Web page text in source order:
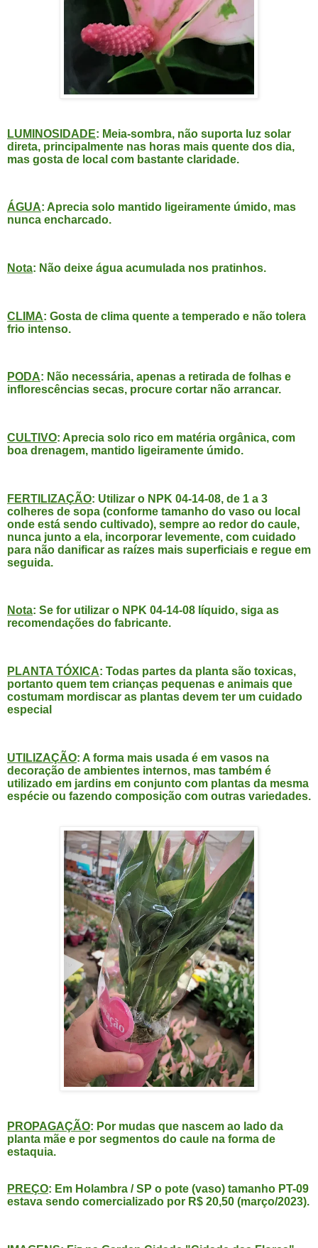
LUMINOSIDADE: Meia-sombra, não suporta luz solar
direta, principalmente nas horas mais quente dos dia,
mas gosta de local com bastante claridade.
ÁGUA: Aprecia solo mantido ligeiramente úmido, mas
nunca encharcado.
Nota: Não deixe água acumulada nos pratinhos.
CLIMA: Gosta de clima quente a temperado e não tolera
frio intenso.
PODA: Não necessária, apenas a retirada de folhas e
inflorescências secas, procure cortar não arrancar.
CULTIVO: Aprecia solo rico em matéria orgânica, com
boa drenagem, mantido ligeiramente úmido.
FERTILIZAÇÃO: Utilizar o NPK 04-14-08, de 1 a 3
colheres de sopa (conforme tamanho do vaso ou local
onde está sendo cultivado), sempre ao redor do caule,
nunca junto a ela, incorporar levemente, com cuidado
para não danificar as raízes mais superficiais e regue em
seguida.
Nota: Se for utilizar o NPK 04-14-08 líquido, siga as
recomendações do fabricante.
PLANTA TÓXICA: Todas partes da planta são toxicas,
portanto quem tem crianças pequenas e animais que
costumam mordiscar as plantas devem ter um cuidado
especial
UTILIZAÇÃO: A forma mais usada é em vasos na
decoração de ambientes internos, mas também é
utilizado em jardins em conjunto com plantas da mesma
espécie ou fazendo composição com outras variedades.
PROPAGAÇÃO: Por mudas que nascem ao lado da
planta mãe e por segmentos do caule na forma de
estaquia.
PREÇO: Em Holambra / SP o pote (vaso) tamanho PT-09
estava sendo comercializado por R$ 20,50 (março/2023).